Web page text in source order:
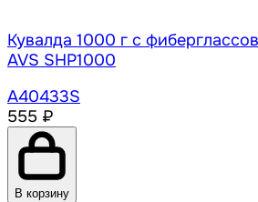
Кувалда 1000 г с
AVS SHP1000
A40433S
555 ₽
В корзину